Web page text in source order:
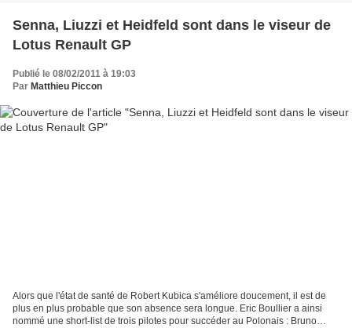
Senna, Liuzzi et Heidfeld sont dans le viseur de
Lotus Renault GP
Publié le 08/02/2011 à 19:03
Par Matthieu Piccon
Alors que l'état de santé de Robert Kubica s'améliore doucement, il est de
plus en plus probable que son absence sera longue. Eric Boullier a ainsi
nommé une short-list de trois pilotes pour succéder au Polonais : Bruno